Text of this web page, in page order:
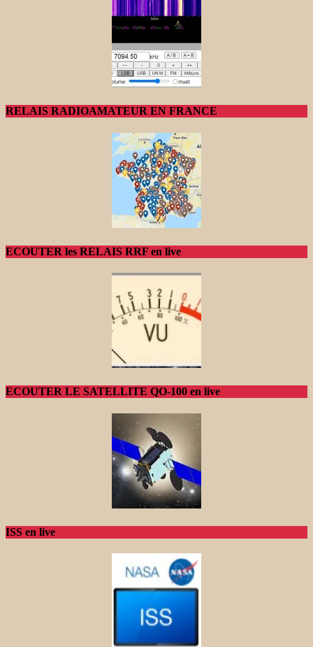
RELAIS RADIOAMATEUR EN FRANCE
ECOUTER les RELAIS RRF en live
ECOUTER LE SATELLITE QO-100 en live
ISS en live